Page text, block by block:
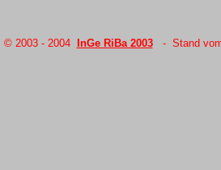
© 2003 - 2004 InGe RiBa 2003- Stand